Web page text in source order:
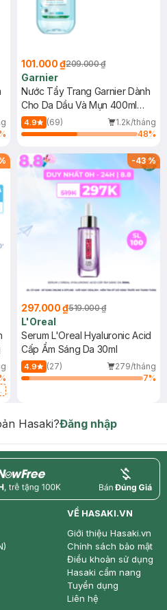
101.000 ₫209.000 ₫
Garnier
Nước Tẩy Trang Garnier Dành
Cho Da Dầu Và Mụn 400ml
(Mới)
4.9 (69)
1.2k/tháng
48%
-43%
297.000 ₫519.000 ₫
L'Oreal
Serum L'Oreal Hyaluronic Acid
Cấp Ẩm Sáng Da 30ml
4.9 (27)
279/tháng
7%
Hasaki?Đăng nhập
price
VỀ HASAKI.VN
Giới thiệu Hasaki.vn
Chính sách bảo mật
Điều khoản sử dụng
Hasaki cẩm nang
Tuyển dụng
Liên hệ